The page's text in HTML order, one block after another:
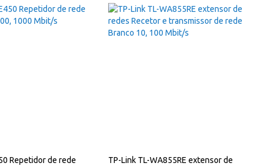
Repetidor de rede
TP-Link TL-WA855RE extensor de